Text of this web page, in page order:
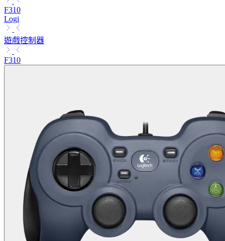
F310
Logi
遊戲控制器
F310